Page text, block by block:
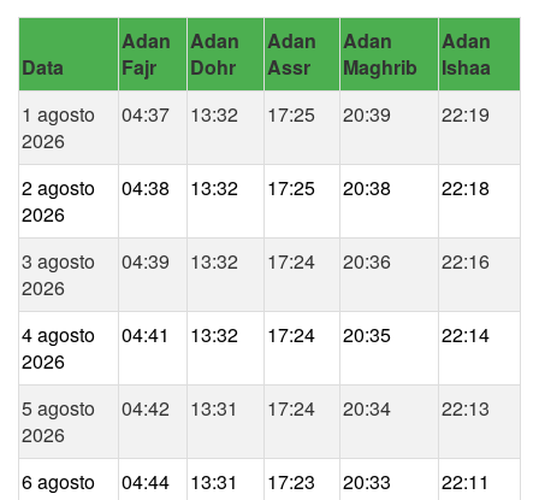
Data
Adan
Fajr
Adan
Dohr
Adan
Assr
Adan
Maghrib
Adan
Ishaa
1 agosto
2026
04:37 13:32 17:25 20:39 22:19
2 agosto
2026
04:38 13:32 17:25 20:38 22:18
3 agosto
2026
04:39 13:32 17:24 20:36 22:16
4 agosto
2026
04:41 13:32 17:24 20:35 22:14
5 agosto
2026
04:42 13:31 17:24 20:34 22:13
6 agosto
04:44 13:31 17:23 20:33 22:11